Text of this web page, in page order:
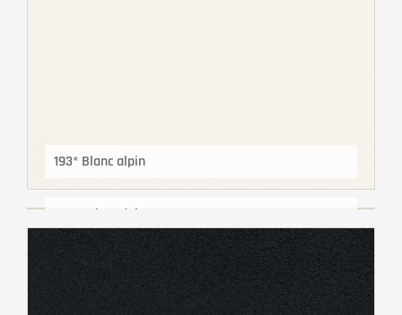
193* Blanc alpin
194* Gris ardoise